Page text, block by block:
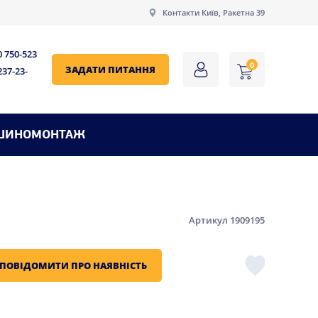
Контакти Київ, Ракетна 39
750-523
23-
ЗАДАТИ ПИТАННЯ 0
Артикул 1909195
ПРО НАЯВНІСТЬ